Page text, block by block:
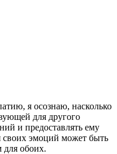
я осознаю, насколько
для другого
и предоставлять ему
своих эмоций может быть
обоих.